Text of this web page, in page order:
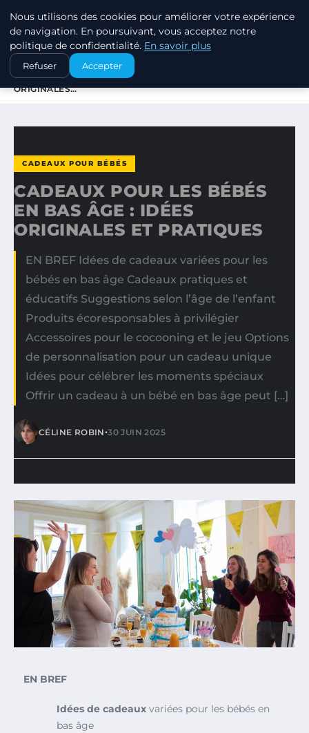
SWISSTALES
ACCUEIL
CADEAUX POUR BÉBÉS
CADEAUX POUR LES BÉBÉS EN BAS ÂGE : IDÉES
ORIGINALES…
CADEAUX POUR BÉBÉS
CADEAUX POUR LES BÉBÉS
EN BAS ÂGE : IDÉES
ORIGINALES ET PRATIQUES
EN BREF Idées de cadeaux variées pour les
bébés en bas âge Cadeaux pratiques et
éducatifs Suggestions selon l’âge de l’enfant
Produits écoresponsables à privilégier
Accessoires pour le cocooning et le jeu Options
de personnalisation pour un cadeau unique
Idées pour célébrer les moments spéciaux
Offrir un cadeau à un bébé en bas âge peut […]
CÉLINE ROBIN•30 JUIN 2025
EN BREF
Idées de cadeaux variées pour les bébés en
bas âge
Nous utilisons des cookies pour améliorer votre expérience
de navigation. En poursuivant, vous acceptez notre
politique de confidentialité. En savoir plus
Refuser Accepter